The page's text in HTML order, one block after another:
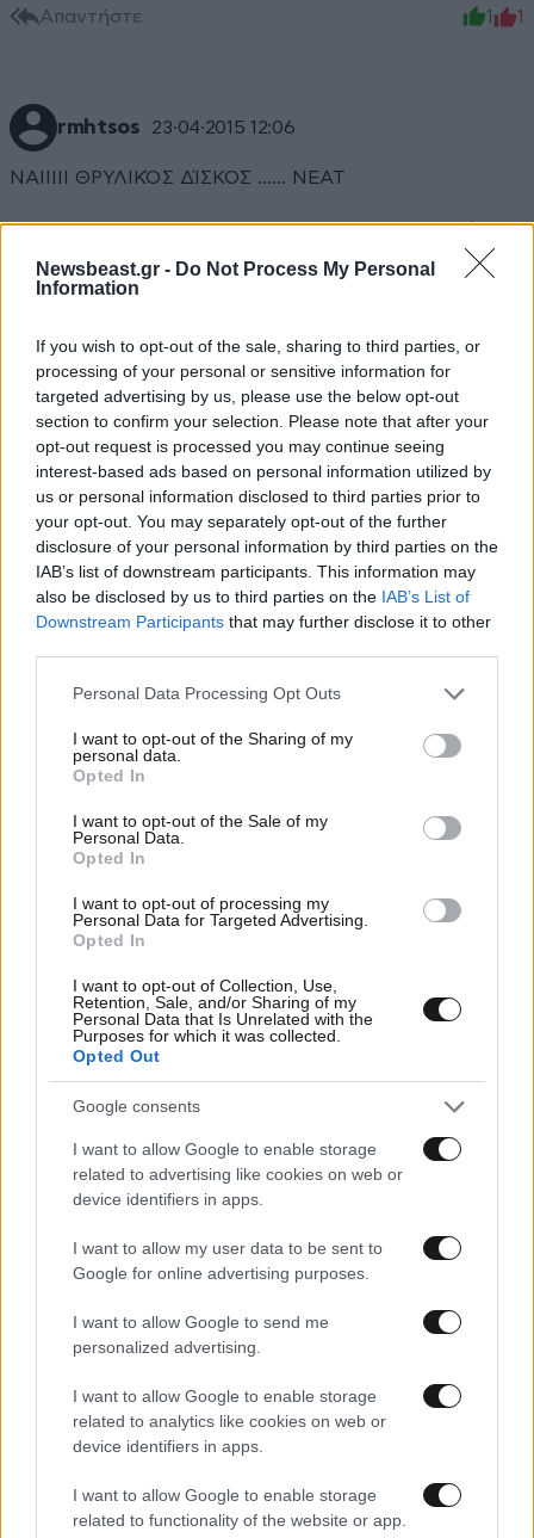
Newsbeast.gr - Do Not Process My Personal
Information
If you wish to opt-out of the sale, sharing to third parties, or
processing of your personal or sensitive information for
targeted advertising by us, please use the below opt-out
section to confirm your selection. Please note that after your
opt-out request is processed you may continue seeing
interest-based ads based on personal information utilized by
us or personal information disclosed to third parties prior to
your opt-out. You may separately opt-out of the further
disclosure of your personal information by third parties on the
IAB’s list of downstream participants. This information may
also be disclosed by us to third parties on the IAB’s List of
Downstream Participants that may further disclose it to other
Please note that this website/app uses one or more Google
not limited to your visit or usage behaviour. You may click to
grant or deny consent to Google and its third-party tags to
use your data for below specified purposes in below Google
consent section.
Personal Data Processing Opt Outs
I want to opt-out of the Sharing of my
personal data.
Opted In
I want to opt-out of the Sale of my
Personal Data.
Opted In
I want to opt-out of processing my
Personal Data for Targeted Advertising.
Opted In
I want to opt-out of Collection, Use,
Retention, Sale, and/or Sharing of my
Personal Data that Is Unrelated with the
Purposes for which it was collected.
Opted Out
Google consents
I want to allow Google to enable storage
related to advertising like cookies on web or
device identifiers in apps.
I want to allow my user data to be sent to
Google for online advertising purposes.
I want to allow Google to send me
personalized advertising.
I want to allow Google to enable storage
related to analytics like cookies on web or
device identifiers in apps.
I want to allow Google to enable storage
related to functionality of the website or app.
Απαντήστε 1 1
rmhtsos 23·04·2015 12:06
ΝΑΙΙΙΙΙ ΘΡΥΛΙΚΌΣ ΔΊΣΚΟΣ ...... NEAT
Απαντήστε 0 1
TRENDING
ΑΘΛΗΤΙΚΑ07·08·2026 21:30
Ακυρώνει δύο συμβόλαια ο Λαρεντζάκης και